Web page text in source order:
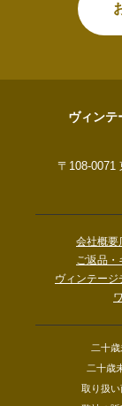
ヴィンテ
〒108-0071
会社概要
ご返品・
ヴィンテージ
二十
二十歳
取り扱